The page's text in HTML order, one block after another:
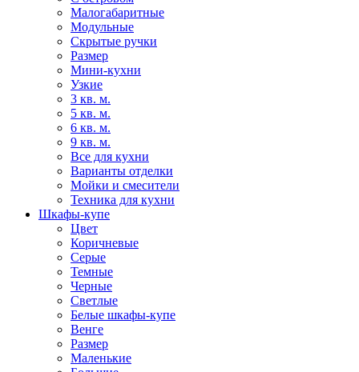
Малогабаритные
Модульные
Скрытые ручки
Размер
Мини-кухни
Узкие
3 кв. м.
5 кв. м.
6 кв. м.
9 кв. м.
Все для кухни
Варианты отделки
Мойки и смесители
Техника для кухни
Шкафы-купе
Цвет
Коричневые
Серые
Темные
Черные
Светлые
Белые шкафы-купе
Венге
Размер
Маленькие